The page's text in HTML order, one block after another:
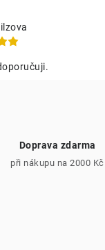
Doprava zdarma
při nákupu na 2000 Kč